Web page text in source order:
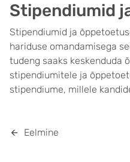
Stipendiumid
Stipendiumid ja
hariduse omandamisega
tudeng saaks keskenduda
stipendiumitele ja
stipendiume, millele
Eelmine